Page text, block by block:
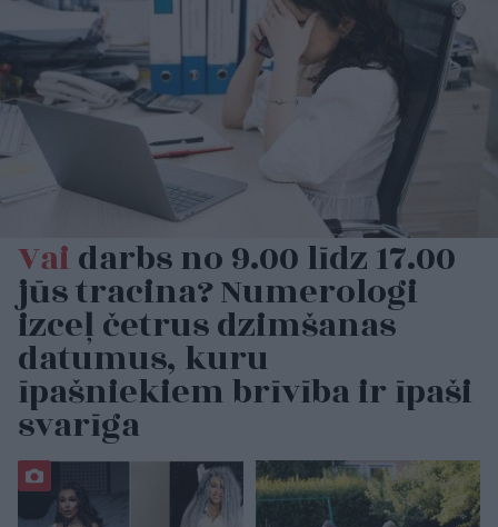
Vaidarbs no 9.00 līdz 17.00
jūs tracina? Numerologi
izceļ četrus dzimšanas
datumus, kuru
īpašniekiem brīvība ir īpaši
svarīga